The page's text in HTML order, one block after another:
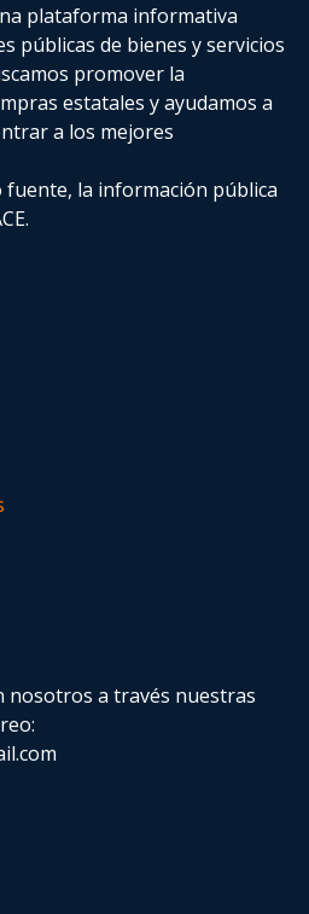
plataforma informativa
públicas de bienes y servicios
promover la
estatalesy ayudamos a
a los mejores
fuente, la información pública
nosotros a través nuestras